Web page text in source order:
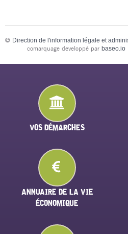
© Direction de l'information légale et
comarquage developpé par baseo.io
VOS DÉMARCHES
ANNUAIRE DE LA VIE
ÉCONOMIQUE